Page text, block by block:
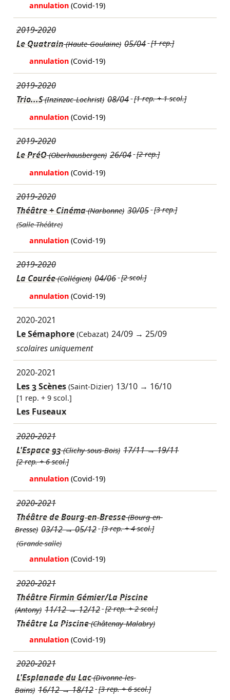
annulation (Covid-19)
2019-2020
Le Quatrain(Haute-Goulaine) 05/04 [1 rep.]
annulation (Covid-19)
2019-2020
Trio...S(Inzinzac-Lochrist) 08/04 [1 rep. + 1 scol.]
annulation (Covid-19)
2019-2020
Le PréO(Oberhausbergen) 26/04 [2 rep.]
annulation (Covid-19)
2019-2020
Théâtre + Cinéma(Narbonne) 30/05 [3 rep.]
(Salle Théâtre)
annulation (Covid-19)
2019-2020
La Courée(Collégien) 04/06 [2 scol.]
annulation (Covid-19)
2020-2021
Le Sémaphore(Cebazat) 24/09 →25/09
scolaires uniquement
2020-2021
Les 3 Scènes(Saint-Dizier) 13/10 → 16/10
[1 rep. + 9 scol.]
Les Fuseaux
2020-2021
L'Espace 93(Clichy-sous-Bois) 17/11→19/11
[2 rep. + 6 scol.]
annulation (Covid-19)
2020-2021
Théâtre de Bourg-en-Bresse(Bourg-en-
Bresse) 03/12→05/12 [3 rep. + 4 scol.]
(Grande salle)
annulation (Covid-19)
2020-2021
Théâtre Firmin Gémier/La Piscine
(Antony) 11/12→12/12 [2 rep. + 2 scol.]
Théâtre La Piscine (Châtenay-Malabry)
annulation (Covid-19)
2020-2021
L'Esplanade du Lac(Divonne-les-
Bains) 16/12→18/12 [3 rep. + 6 scol.]